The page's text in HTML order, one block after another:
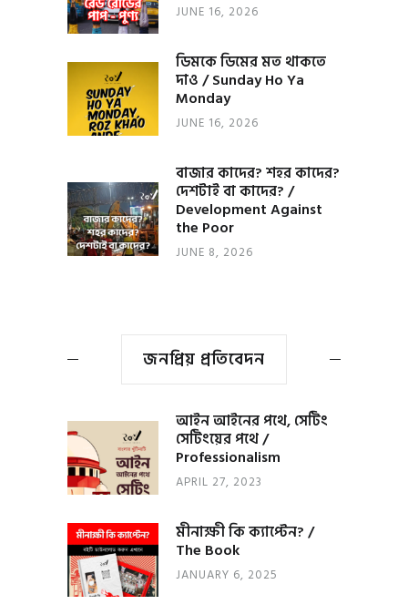
JUNE 16, 2026
ডিমকে ডিমের মত থাকতে
দাও / Sunday Ho Ya
Monday
JUNE 16, 2026
বাজার কাদের? শহর কাদের?
দেশটাই বা কাদের? /
Development Against
the Poor
JUNE 8, 2026
জনপ্রিয় প্রতিবেদন
আইন আইনের পথে, সেটিং
সেটিংয়ের পথে /
Professionalism
APRIL 27, 2023
মীনাক্ষী কি ক্যাপ্টেন? /
The Book
JANUARY 6, 2025